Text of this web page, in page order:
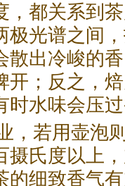
，都关系到
极光谱之间
散出冷峻的
开；反之，
时水味会压
，若用壶泡
摄氏度以上
的细致香气